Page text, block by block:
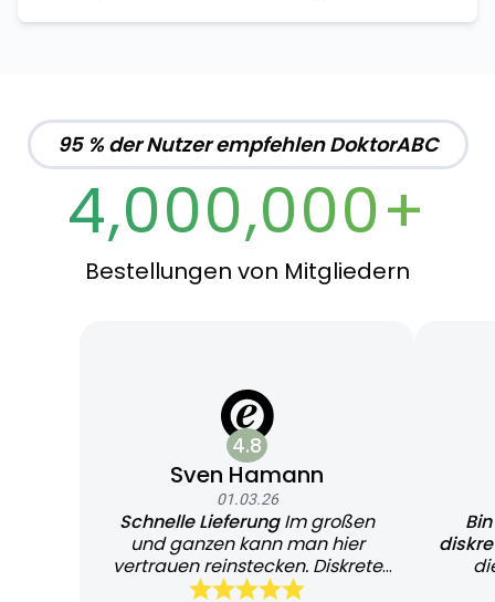
95 % der Nutzer empfehlen DoktorABC
4,000,000+
Bestellungen von Mitgliedern
4.8
Sven Hamann
01.03.26
Schnelle LieferungIm großen
und ganzen kann man hier
vertrauen reinstecken. Diskrete
und schnelle Lieferung